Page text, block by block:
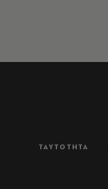
ΤΑΥΤΟΤΗΤΑ